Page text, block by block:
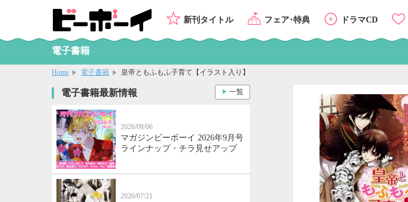
新刊タイトル フェア･特典 ドラマCD
電子書籍
Home 電子書籍 皇帝ともふもふ子育て【イラスト入り】
電子書籍最新情報
2026/08/06
マガジンビーボーイ 2026年9月号
ラインナップ・チラ見せアップ
2026/07/21
一覧